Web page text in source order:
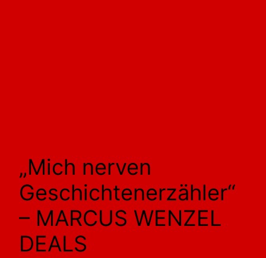
„Mich nerven
Geschichtenerzähler“
– MARCUS WENZEL
DEALS